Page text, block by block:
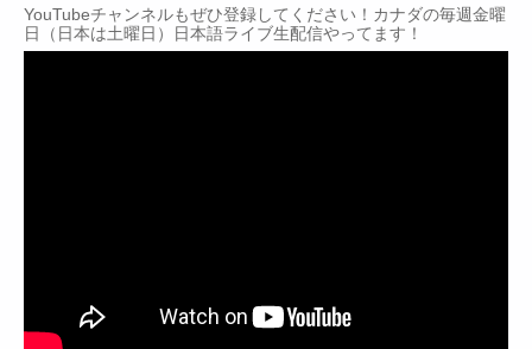
Contact
YouTubeチャンネルもぜひ登録してください！カナダの毎週金曜
日（日本は土曜日）日本語ライブ生配信やってます！